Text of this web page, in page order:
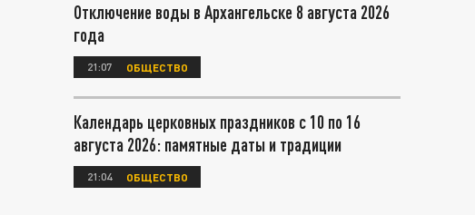
Отключение воды в Архангельске 8 августа 2026
года
21:07 ОБЩЕСТВО
Календарь церковных праздников с 10 по 16
августа 2026: памятные даты и традиции
21:04 ОБЩЕСТВО